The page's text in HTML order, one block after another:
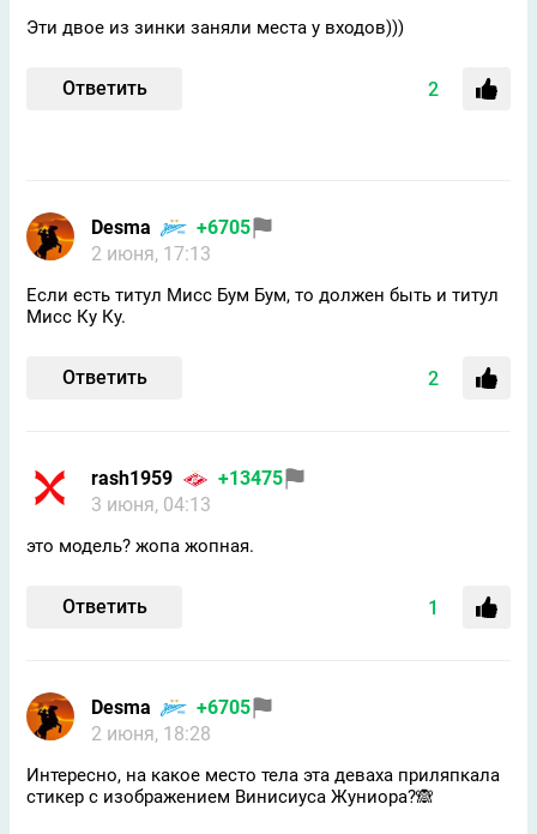
Эти двое из зинки заняли места у входов)))
Ответить 2
Desma
+6705
2 июня, 17:13
Если есть титул Мисс Бум Бум, то должен быть и титул
Мисс Ку Ку.
Ответить 2
rash1959
+13475
3 июня, 04:13
это модель? жопа жопная.
Ответить 1
Desma
+6705
2 июня, 18:28
Интересно, на какое место тела эта деваха приляпкала
стикер с изображением Винисиуса Жуниора?🙈